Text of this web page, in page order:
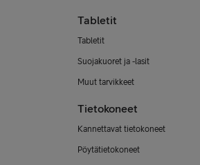
Tabletit
Tabletit
Suojakuoret ja -lasit
Muut tarvikkeet
Tietokoneet
Kannettavat tietokoneet
Pöytätietokoneet